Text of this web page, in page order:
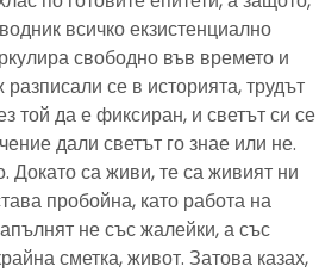
всичко екзистенциално
свободно във времето и
се в историята, трудът
той да е фиксиран, и светът си се
дали светът го знае или не.
Докато са живи, те са живият ни
пробойна, като работа на
не със жалейки, а със
сметка, живот. Затова казах,